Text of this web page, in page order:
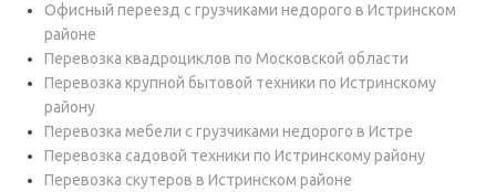
Офисный переезд с грузчиками недорого в Истринском
районе
Перевозка квадроциклов по Московской области
Перевозка крупной бытовой техники по Истринскому
району
Перевозка мебели с грузчиками недорого в Истре
Перевозка садовой техники по Истринскому району
Перевозка скутеров в Истринском районе